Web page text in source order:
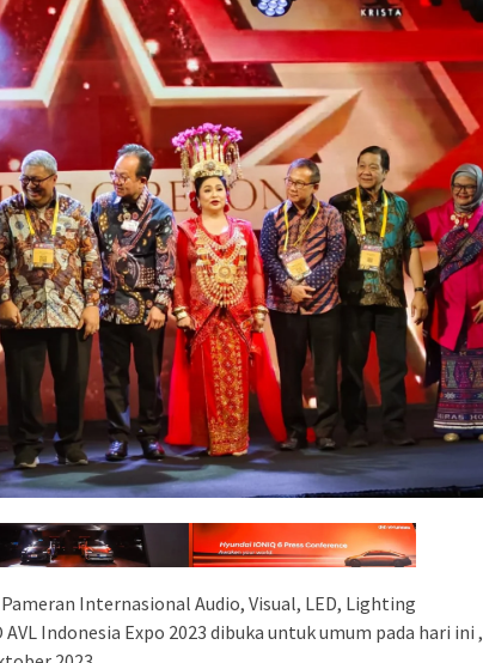
Internasional Audio, Visual, LED, Lighting
Indonesia Expo 2023 dibuka untuk umum pada hari ini ,